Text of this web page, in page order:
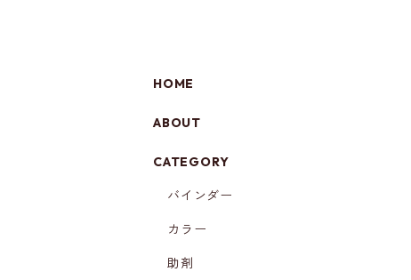
HOME
ABOUT
CATEGORY
バインダー
カラー
助剤